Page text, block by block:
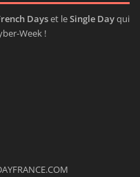
Dayset leSingle Dayqui
Week !